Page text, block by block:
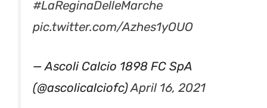
#LaReginaDelleMarche
pic.twitter.com/Azhes1yOUO
— Ascoli Calcio 1898 FC SpA
(@ascolicalciofc)April 16, 2021